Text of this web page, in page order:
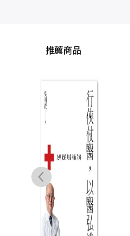
推薦商品